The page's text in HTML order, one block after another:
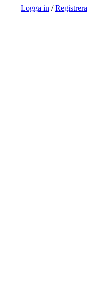
Logga in /Registrera